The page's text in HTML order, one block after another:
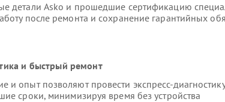
детали Asko и прошедшие сертификацию
после ремонта и сохранение гарантийных
и быстрый ремонт
и опыт позволяют провести экспресс-
сроки, минимизируя время без устройства